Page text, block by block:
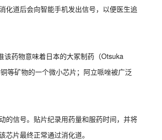
化道后会向智能手机发出信号，以便医生追
药物意味着日本的大冢制药（Otsuka
等矿物的一个微小芯片；阿立哌唑被广泛
的信号。贴片纪录用药量和服药时间，并将
片最终正常通过消化道。